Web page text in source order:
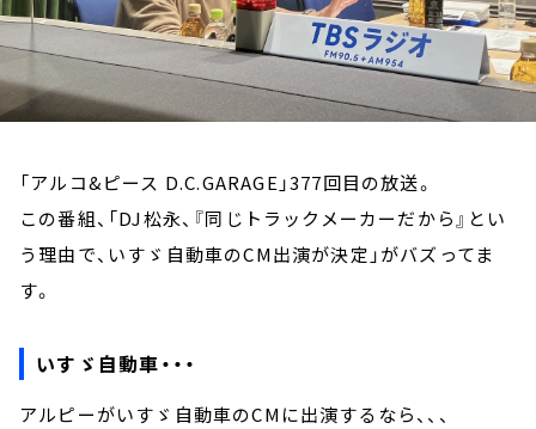
「アルコ&ピース D.C.GARAGE」377回目の放送。
この番組、「DJ松永、『同じトラックメーカーだから』とい
う理由で、いすゞ自動車のCM出演が決定」がバズってま
す。
いすゞ自動車・・・
アルピーがいすゞ自動車のCMに出演するなら、、、